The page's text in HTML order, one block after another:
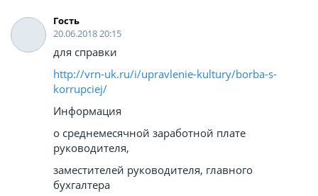
Гость
20.06.2018 20:15
для справки
http://vrn-uk.ru/i/upravlenie-kultury/borba-s-
korrupciej/
Информация
о среднемесячной заработной плате
руководителя,
заместителей руководителя, главного
бухгалтера